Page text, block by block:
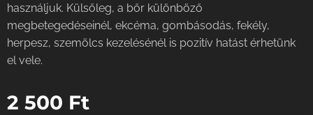
használjuk. Külsőleg, a bőr különböző
megbetegedéseinél, ekcéma, gombásodás, fekély,
herpesz, szemölcs kezelésénél is pozitív hatást érhetünk
el vele.
2 500 Ft